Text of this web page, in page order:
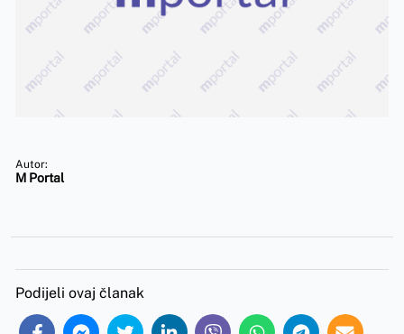
Autor:
M Portal
Podijeli ovaj članak